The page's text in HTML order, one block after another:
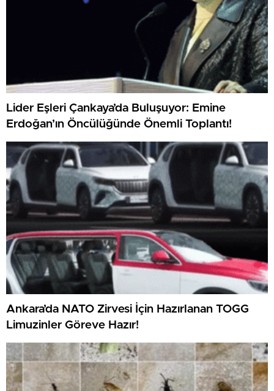
Lider Eşleri Çankaya’da Buluşuyor: Emine
Erdoğan’ın Öncülüğünde Önemli Toplantı!
Ankara’da NATO Zirvesi İçin Hazırlanan TOGG
Limuzinler Göreve Hazır!